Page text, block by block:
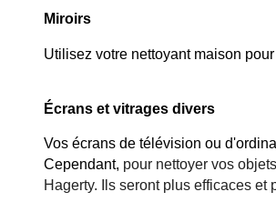
Miroirs
Utilisez votre nettoyant maison
Écrans et vitrages divers
Vos écrans de télévision ou
Cependant, pour nettoyer vos
Hagerty. Ils seront plus efficaces et